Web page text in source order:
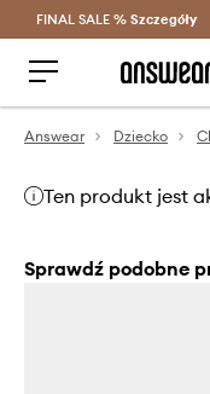
FINAL SALE % Szczegóły
Answear Dziecko
Ten produkt jest
Sprawdź podobne